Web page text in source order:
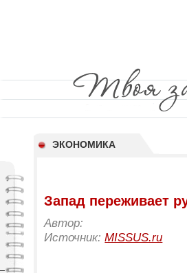
ЭКОНОМИКА
Запад переживает
Автор:
Источник:MISSUS.ru